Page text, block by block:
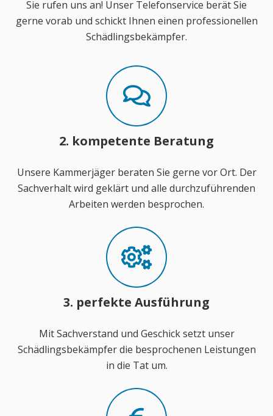
Sie rufen uns an! Unser Telefonservice berät Sie
gerne vorab und schickt Ihnen einen professionellen
Schädlingsbekämpfer.
2. kompetente Beratung
Unsere Kammerjäger beraten Sie gerne vor Ort. Der
Sachverhalt wird geklärt und alle durchzuführenden
Arbeiten werden besprochen.
3. perfekte Ausführung
Mit Sachverstand und Geschick setzt unser
Schädlingsbekämpfer die besprochenen Leistungen
in die Tat um.